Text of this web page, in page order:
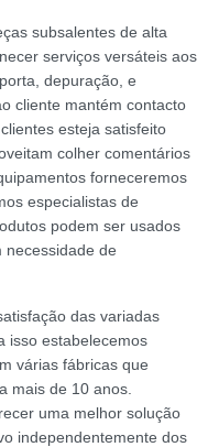
subsalentes de alta
serviços versáteis aos
depuração, e
cliente mantém contacto
esteja satisfeito
colher comentários
forneceremos
especialistas de
podem ser usados
necessidade de
das variadas
isso estabelecemos
várias fábricas que
mais de 10 anos.
uma melhor solução
independentemente dos